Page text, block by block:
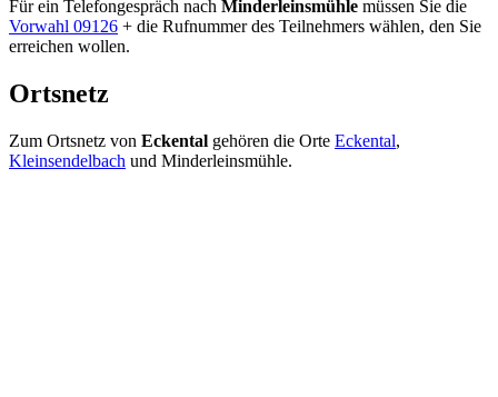
Für ein Telefongespräch nach Minderleinsmühle müssen Sie die
Vorwahl 09126 + die Rufnummer des Teilnehmers wählen, den Sie
erreichen wollen.
Ortsnetz
Zum Ortsnetz von Eckental gehören die Orte Eckental,
Kleinsendelbach und Minderleinsmühle.